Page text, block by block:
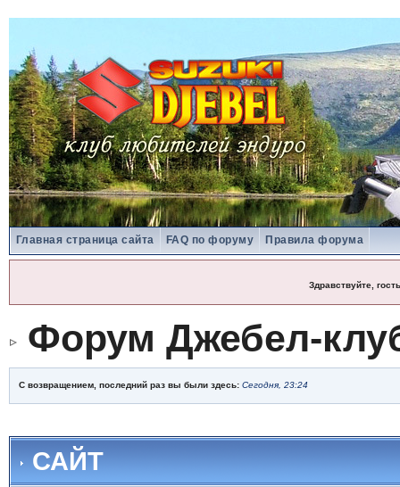
Главная страница сайта FAQ по форуму Правила форума
Здравствуйте, гость
Форум Джебел-
С возвращением, последний раз вы были здесь: Сегодня, 23:24
САЙТ